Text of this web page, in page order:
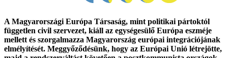
A Magyarországi Európa Társaság, mint politikai pártoktól
független civil szervezet, kiáll az egységesülő Európa eszméje
mellett és szorgalmazza Magyarország európai integrációjának
elmélyítését. Meggyőződésünk, hogy az Európai Unió létrejötte,